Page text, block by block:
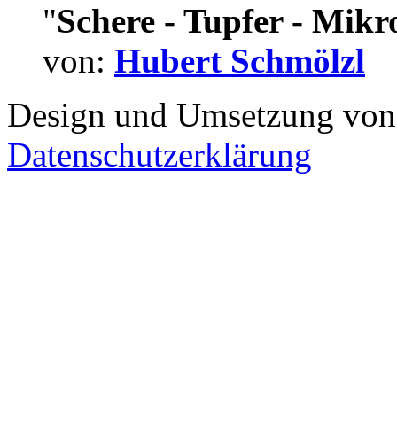
"Schere - Tupfer -
von: Hubert Schmölzl
Design und Umsetzung
Datenschutzerklärung